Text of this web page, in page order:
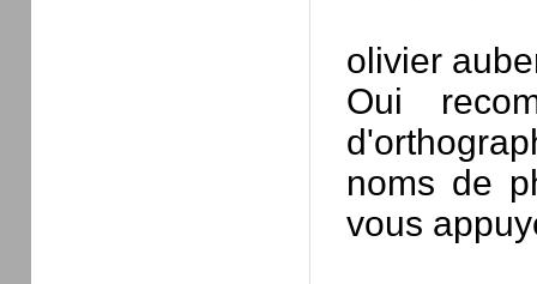
olivier
Oui
noms de
vous